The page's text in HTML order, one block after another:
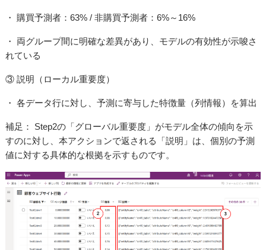
・ 購買予測者：63% / 非購買予測者：6%～16%
・ 両グループ間に明確な差異があり、モデルの有効性が示唆さ
れている
③ 説明（ローカル重要度）
・ 各データ行に対し、予測に寄与した特徴量（列情報）を算出
補足： Step2の「グローバル重要度」がモデル全体の傾向を示
すのに対し、本アクションで返される「説明」は、個別の予測
値に対する具体的な根拠を示すものです。